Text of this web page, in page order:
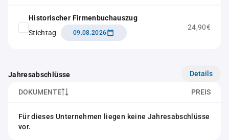
Historischer Firmenbuchauszug
Stichtag
09.08.2026
24,90€
Jahresabschlüsse Details
DOKUMENTE PREIS
Für dieses Unternehmen liegen keine Jahresabschlüsse
vor.